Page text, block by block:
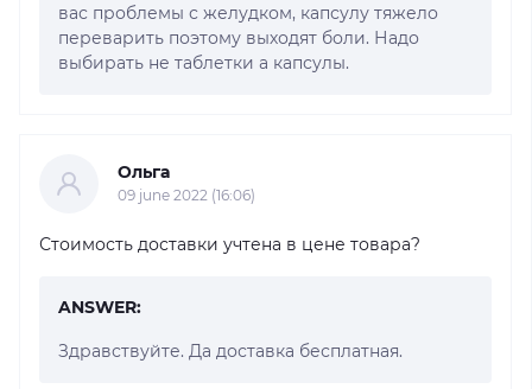
вас проблемы с желудком, капсулу тяжело
переварить поэтому выходят боли. Надо
выбирать не таблетки а капсулы.
Ольга
09 june 2022 (16:06)
Стоимость доставки учтена в цене товара?
ANSWER:
Здравствуйте. Да доставка бесплатная.